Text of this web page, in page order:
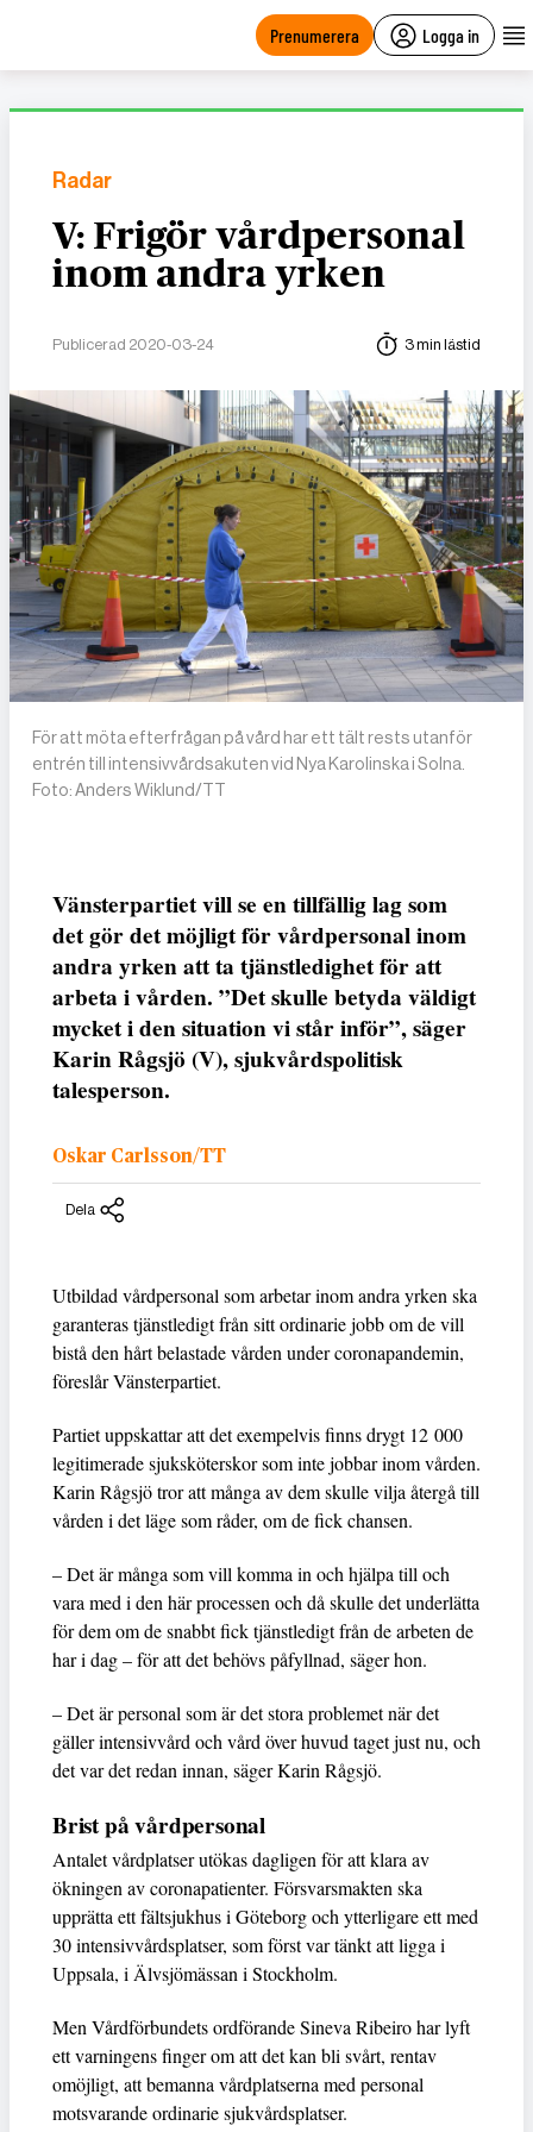
Prenumerera Logga in
Radar
V: Frigör vårdpersonal
inom andra yrken
Publicerad 2020-03-24 3 min lästid
För att möta efterfrågan på vård har ett tält rests utanför
entrén till intensivvårdsakuten vid Nya Karolinska i Solna.
Foto: Anders Wiklund/TT
Vänsterpartiet vill se en tillfällig lag som
det gör det möjligt för vårdpersonal inom
andra yrken att ta tjänstledighet för att
arbeta i vården. ”Det skulle betyda väldigt
mycket i den situation vi står inför”, säger
Karin Rågsjö (V), sjukvårdspolitisk
talesperson.
Oskar Carlsson/TT
Dela
Utbildad vårdpersonal som arbetar inom andra yrken ska
garanteras tjänstledigt från sitt ordinarie jobb om de vill
bistå den hårt belastade vården under coronapandemin,
föreslår Vänsterpartiet.
Partiet uppskattar att det exempelvis finns drygt 12 000
legitimerade sjuksköterskor som inte jobbar inom vården.
Karin Rågsjö tror att många av dem skulle vilja återgå till
vården i det läge som råder, om de fick chansen.
– Det är många som vill komma in och hjälpa till och
vara med i den här processen och då skulle det underlätta
för dem om de snabbt fick tjänstledigt från de arbeten de
har i dag – för att det behövs påfyllnad, säger hon.
– Det är personal som är det stora problemet när det
gäller intensivvård och vård över huvud taget just nu, och
det var det redan innan, säger Karin Rågsjö.
Brist på vårdpersonal
Antalet vårdplatser utökas dagligen för att klara av
ökningen av coronapatienter. Försvarsmakten ska
upprätta ett fältsjukhus i Göteborg och ytterligare ett med
30 intensivvårdsplatser, som först var tänkt att ligga i
Uppsala, i Älvsjömässan i Stockholm.
Men Vårdförbundets ordförande Sineva Ribeiro har lyft
ett varningens finger om att det kan bli svårt, rentav
omöjligt, att bemanna vårdplatserna med personal
motsvarande ordinarie sjukvårdsplatser.